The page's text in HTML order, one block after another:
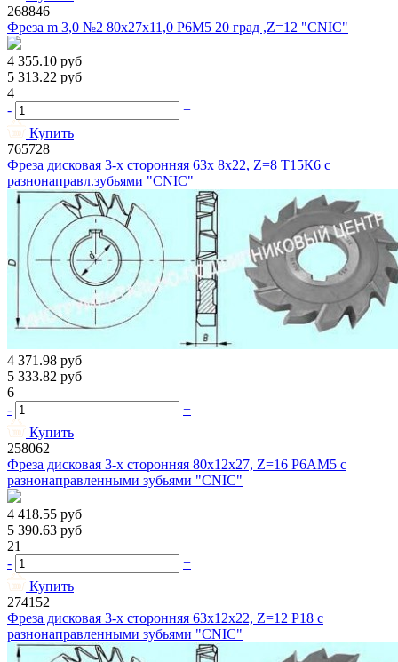
268846
Фреза m 3,0 №2 80х27х11,0 Р6М5 20 град ,Z=12 "CNIC"
4 355.10 руб
5 313.22 руб
4
-
+
Купить
765728
Фреза дисковая 3-х сторонняя 63х 8х22, Z=8 Т15К6 с
разнонаправл.зубьями "CNIC"
4 371.98 руб
5 333.82 руб
6
-
+
Купить
258062
Фреза дисковая 3-х сторонняя 80х12х27, Z=16 Р6АМ5 с
разнонаправленными зубьями "CNIC"
4 418.55 руб
5 390.63 руб
21
-
+
Купить
274152
Фреза дисковая 3-х сторонняя 63х12х22, Z=12 Р18 с
разнонаправленными зубьями "CNIC"